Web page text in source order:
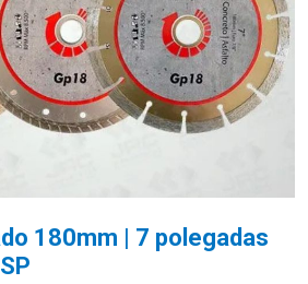
180mm | 7 polegadas